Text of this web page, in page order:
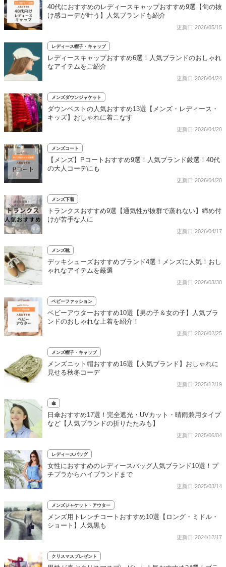
40代におすすめのレディースキャップおすすめ9選【旬の抜
け感コーデが叶う】人気ブランドも紹介
更新日:2026/05/15
レディース帽子・キャップ
レディースキャップおすすめ6選！人気ブランドのおしゃれ
なアイテムをご紹介
更新日:2026/04/24
メンズダウンジャケット
ダウンベストの人気おすすめ13選【メンズ・レディース・
キッズ】おしゃれに着こなす
更新日:2026/04/20
メンズコート
【メンズ】Pコートおすすめ9選！人気ブランド厳選！40代
の大人コーデにも
更新日:2026/04/20
メンズ下着
トランクスおすすめ9選【通気性が抜群で蒸れない】締め付
けが苦手な人に
更新日:2026/04/17
メンズ靴
デッキシューズおすすめブランド4選！メンズに人気！おし
ゃれなアイテムを厳選
更新日:2026/03/30
ベビーファッション
ベビーアウターおすすめ10選【男の子＆女の子】人気ブラ
ンドのおしゃれな上着を紹介！
更新日:2026/02/25
メンズ帽子・キャップ
メンズニット帽おすすめ16選【人気ブランド】おしゃれに
見せる秋冬コーデ
更新日:2025/12/19
傘
日傘おすすめ17選！完全遮光・UVカット・晴雨兼用タイプ
など【人気ブランドの折りたたみも】
更新日:2025/06/04
レディースバッグ
女性におすすめのレディースバッグ人気ブランド10選！プ
チプラからハイブランドまで
更新日:2025/03/14
メンズジャケット・アウター
メンズ用トレンチコートおすすめ10選【ロング・ミドル・
ショート】人気黒も
更新日:2024/12/17
クリスマスプレゼント